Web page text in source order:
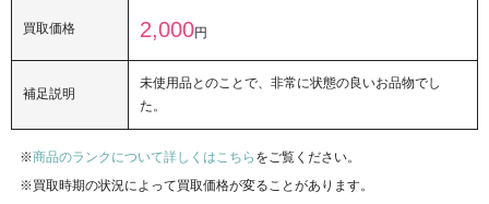
買取価格 2,000円
補足説明
未使用品とのことで、非常に状態の良いお品物でし
た。
商品のランクについて詳しくはこちら をご覧ください。
買取時期の状況によって買取価格が変ることがあります。